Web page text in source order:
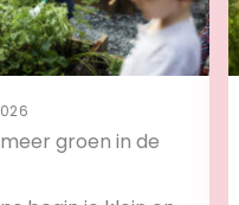
groen in de